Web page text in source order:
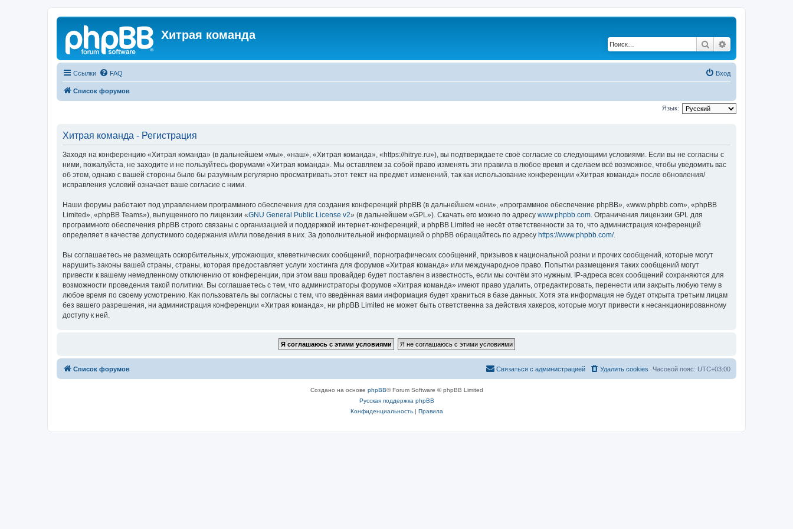
Хитрая команда
Поиск
Ссылки FAQ Вход
Список форумов
Язык:
Хитрая команда - Регистрация
Заходя на конференцию «Хитрая команда» (в дальнейшем «мы», «наш», «Хитрая команда», «https://hitrye.ru»), вы подтверждаете своё согласие со следующими условиями. Если вы не согласны с
ними, пожалуйста, не заходите и не пользуйтесь форумами «Хитрая команда». Мы оставляем за собой право изменять эти правила в любое время и сделаем всё возможное, чтобы уведомить вас
об этом, однако с вашей стороны было бы разумным регулярно просматривать этот текст на предмет изменений, так как использование конференции «Хитрая команда» после обновления/
исправления условий означает ваше согласие с ними.
Наши форумы работают под управлением программного обеспечения для создания конференций phpBB (в дальнейшем «они», «программное обеспечение phpBB», «www.phpbb.com», «phpBB
Limited», «phpBB Teams»), выпущенного по лицензии «GNU General Public License v2» (в дальнейшем «GPL»). Скачать его можно по адресу www.phpbb.com . Ограничения лицензии GPL для
программного обеспечения phpBB строго связаны с организацией и поддержкой интернет-конференций, и phpBB Limited не несёт ответственности за то, что администрация конференций
определяет в качестве допустимого содержания и/или поведения в них. За дополнительной информацией о phpBB обращайтесь по адресу https://www.phpbb.com/.
Вы соглашаетесь не размещать оскорбительных, угрожающих, клеветнических сообщений, порнографических сообщений, призывов к национальной розни и прочих сообщений, которые могут
нарушить законы вашей страны, страны, которая предоставляет услуги хостинга для форумов «Хитрая команда» или международное право. Попытки размещения таких сообщений могут
привести к вашему немедленному отключению от конференции, при этом ваш провайдер будет поставлен в известность, если мы сочтём это нужным. IP-адреса всех сообщений сохраняются для
возможности проведения такой политики. Вы соглашаетесь с тем, что администраторы форумов «Хитрая команда» имеют право удалить, отредактировать, перенести или закрыть любую тему в
любое время по своему усмотрению. Как пользователь вы согласны с тем, что введённая вами информация будет храниться в базе данных. Хотя эта информация не будет открыта третьим лицам
без вашего разрешения, ни администрация конференции «Хитрая команда», ни phpBB Limited не может быть ответственна за действия хакеров, которые могут привести к несанкционированному
доступу к ней.
Список форумов Часовой пояс: UTC+03:00
Удалить cookies
Связаться с администрацией
Создано на основе phpBB® Forum Software © phpBB Limited
Русская поддержка phpBB
Конфиденциальность| Правила